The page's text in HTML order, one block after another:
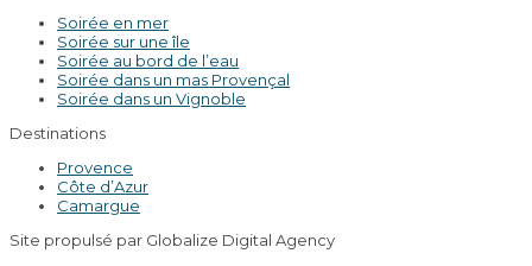
Soirée en mer
Soirée sur une île
Soirée au bord de l’eau
Soirée dans un mas Provençal
Soirée dans un Vignoble
Destinations
Provence
Côte d’Azur
Camargue
Site propulsé par Globalize Digital Agency